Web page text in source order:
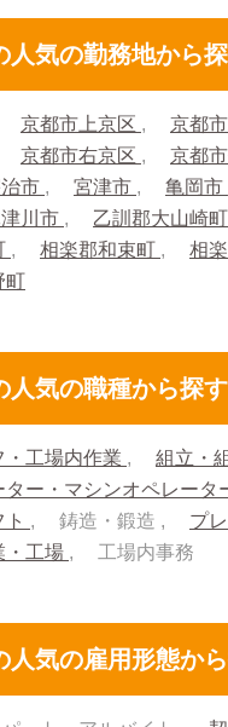
人気の勤務地から
京都市上京区 京都
京都市右京区 京都
市 宮津市 亀岡市
川市 乙訓郡大山崎町
相楽郡和束町 相
町
人気の職種から探す
・工場内作業 組立・
ー・マシンオペレータ
鋳造・鍛造 プ
・工場
工場内事務
人気の雇用形態か